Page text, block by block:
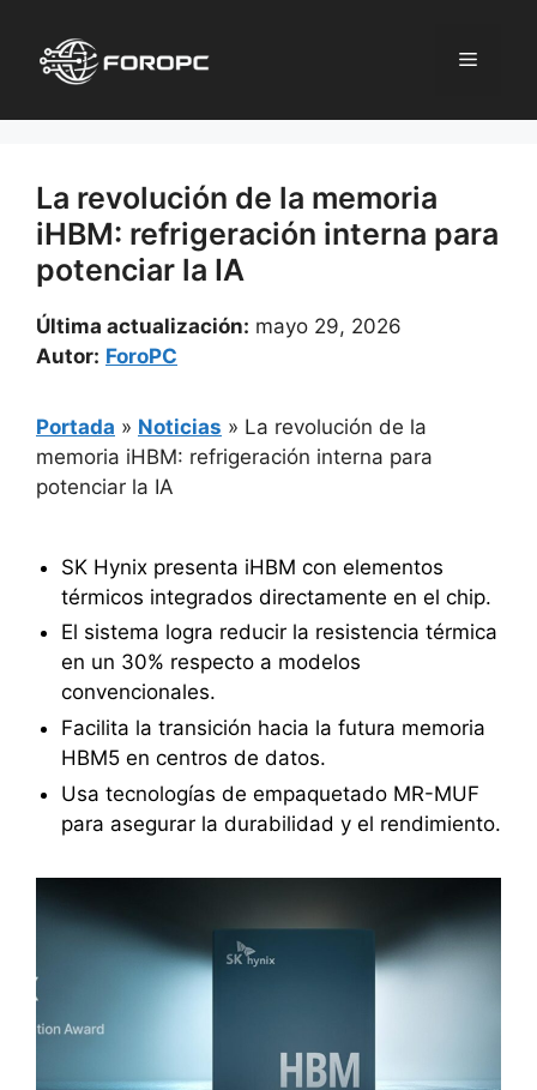
contenido
Menú
La revolución de la memoria
iHBM: refrigeración interna para
potenciar la IA
Última actualización: mayo 29, 2026
Autor: ForoPC
Portada » Noticias » La revolución de la
memoria iHBM: refrigeración interna para
potenciar la IA
SK Hynix presenta iHBM con elementos
térmicos integrados directamente en el chip.
El sistema logra reducir la resistencia térmica
en un 30% respecto a modelos
convencionales.
Facilita la transición hacia la futura memoria
HBM5 en centros de datos.
Usa tecnologías de empaquetado MR-MUF
para asegurar la durabilidad y el rendimiento.